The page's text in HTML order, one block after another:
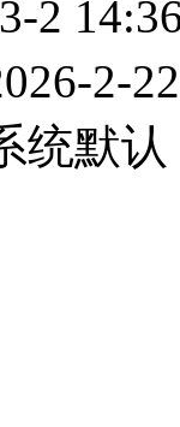
2
2-
统默认